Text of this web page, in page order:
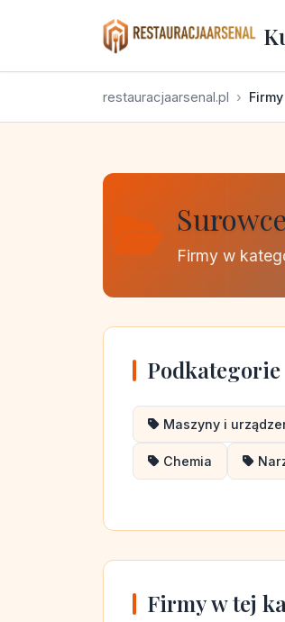
restauracjaarsenal.pl Firmy
Firmy w
Podkategorie
Maszyny i
Chemia
Firmy w tej